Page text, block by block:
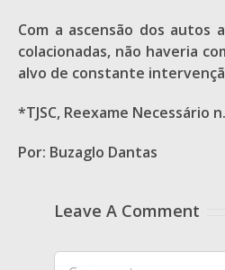
Com a ascensão dos autos
colacionadas, não haveria
alvo de constante
*TJSC, Reexame Necessário
Por: Buzaglo Dantas
Leave A Comment
Comment